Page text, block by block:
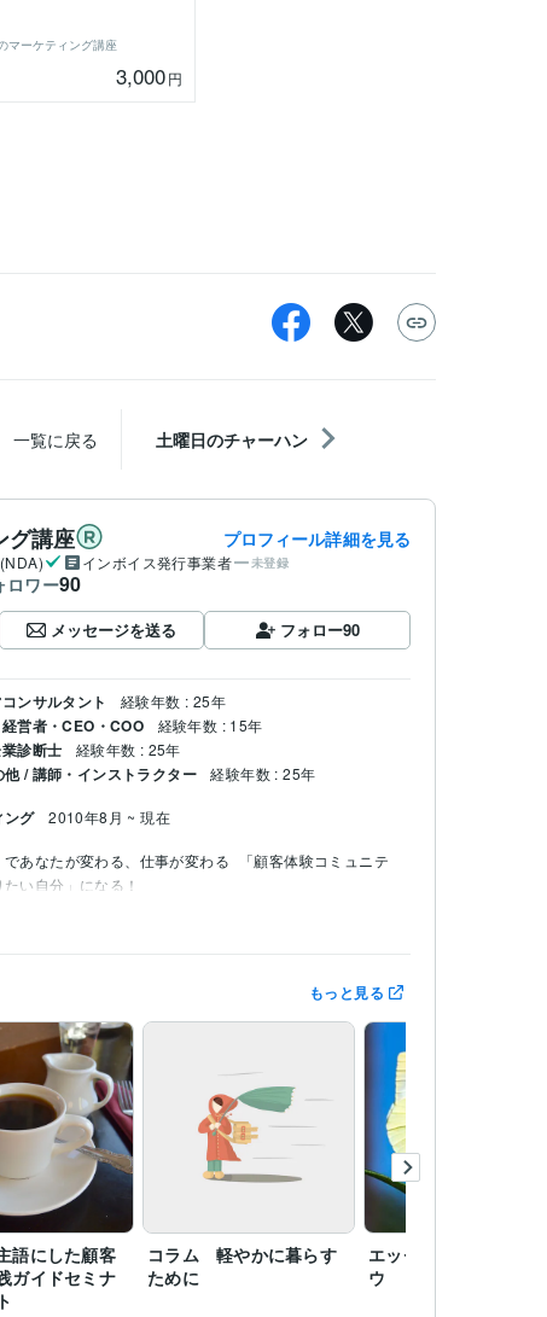
マーケティング講座
3,000円
一覧に戻る 土曜日のチャーハン
グ講座 プロフィール詳細を見る
インボイス発行事業者 未登録
ロワー90
メッセージを送る フォロー90
ンサルタント 経験年数 : 25年
営者・CEO・COO 経験年数 : 15年
診断士 経験年数 : 25年
/ 講師・インストラクター 経験年数 : 25年
ング 2010年8月 ~ 現在
あなたが変わる、仕事が変わる
「顧客体験コミュニテ
い自分」になる！
） 取得年 : 1997年
ング 自分の心に対処するライフスキル
もっと見る
語にした顧客
ガイドセミナ
コラム 軽やかに暮らす
ために
エッセイ モンシロチョ
ウ